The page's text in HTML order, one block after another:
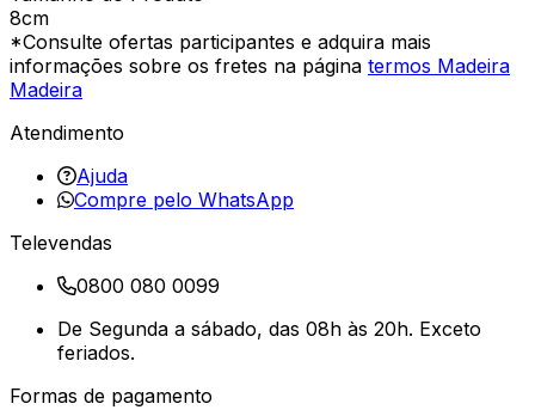
8cm
*Consulte ofertas participantes e adquira mais
informações sobre os fretes na página termos Madeira
Madeira
Atendimento
Ajuda
Compre pelo WhatsApp
Televendas
0800 080 0099
De Segunda a sábado, das 08h às 20h. Exceto
feriados.
Formas de pagamento